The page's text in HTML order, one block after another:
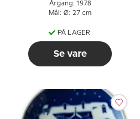
Årgang: 1978
Mål: Ø: 27 cm
PÅ LAGER
Se vare